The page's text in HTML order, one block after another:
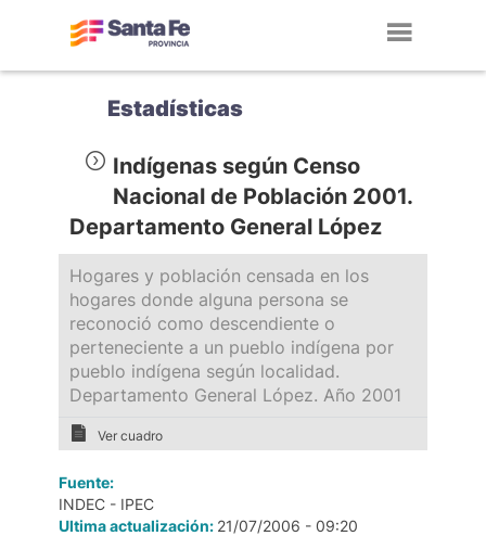
Estadísticas
Indígenas según Censo
Nacional de Población 2001.
Departamento General López
Hogares y población censada en los
hogares donde alguna persona se
reconoció como descendiente o
perteneciente a un pueblo indígena por
pueblo indígena según localidad.
Departamento General López. Año 2001
Ver cuadro
Fuente:
INDEC - IPEC
Ultima actualización: 21/07/2006 - 09:20